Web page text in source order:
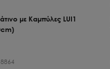
με Καμπύλες LUI1